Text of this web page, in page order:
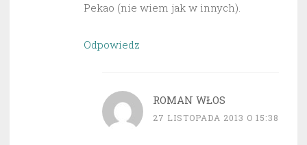
Pekao (nie wiem jak w innych).
Odpowiedz
ROMAN WŁOS
27 LISTOPADA 2013 O 15:38